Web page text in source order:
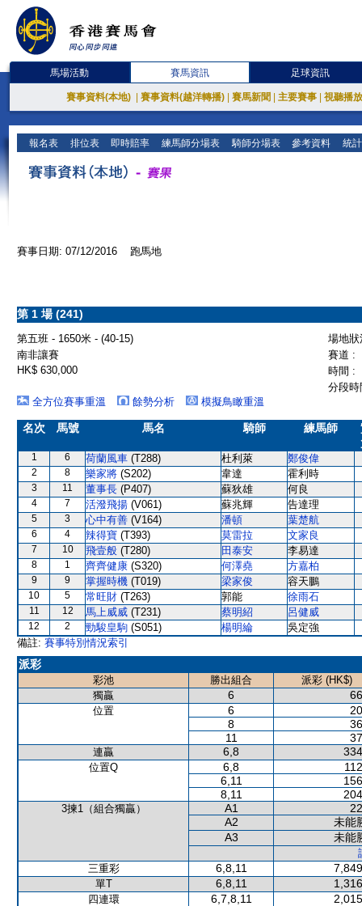
馬場活動 賽馬資訊 足球資訊
賽事資料(本地) 賽事資料(越洋轉播) 賽馬新聞 主要賽事 視聽播
報名表 排位表 即時賠率 練馬師分場表 騎師分場表 參考資料 統
賽事日期: 07/12/2016 跑馬地
第 1 場 (241)
第五班 - 1650米 - (40-15)
場地
南非讓賽
賽道 :
HK$ 630,000
時間 :
分段
全方位賽事重溫
餘勢分析 模擬鳥瞰重溫
名次 馬號 馬名 騎師 練馬師
1 6 荷蘭風車 (T288) 杜利萊 鄭俊偉
2 8 樂家將 (S202) 韋達 霍利時
3 11 董事長 (P407) 蘇狄雄 何良
4 7 活潑飛揚 (V061) 蘇兆輝 告達理
5 3 心中有善 (V164) 潘頓 葉楚航
6 4 辣得寶 (T393) 莫雷拉 文家良
7 10 飛壹般 (T280) 田泰安 李易達
8 1 齊齊健康 (S320) 何澤堯 方嘉柏
9 9 掌握時機 (T019) 梁家俊 容天鵬
10 5 常旺財 (T263) 郭能 徐雨石
11 12 馬上威威 (T231) 蔡明紹 呂健威
12 2 勁駿皇駒 (S051) 楊明綸
吳定強
備註: 賽事特別情況索引
派彩
彩池 勝出組合
派彩 (HK$)
獨贏
6
位置 6
8
11
連贏 6,8
位置Q 6,8
6,11
8,11
3揀1（組合獨贏） A1
A2
未能
A3
未能
三重彩
6,8,11
單T 6,8,11
四連環 6,7,8,11